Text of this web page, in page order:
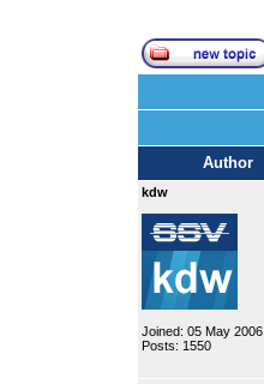
Author
kdw
Joined: 05 May 2006
Posts: 1550